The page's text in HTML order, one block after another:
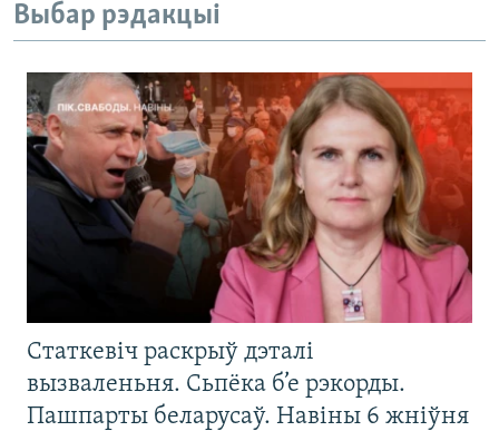
Выбар рэдакцыі
Статкевіч раскрыў дэталі
вызваленьня. Сьпёка б’е рэкорды.
Пашпарты беларусаў. Навіны 6 жніўня